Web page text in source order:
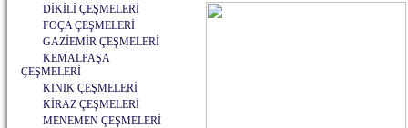
DİKİLİ ÇEŞMELERİ
FOÇA ÇEŞMELERİ
GAZİEMİR ÇEŞMELERİ
KEMALPAŞA
ÇEŞMELERİ
KINIK ÇEŞMELERİ
KİRAZ ÇEŞMELERİ
MENEMEN ÇEŞMELERİ